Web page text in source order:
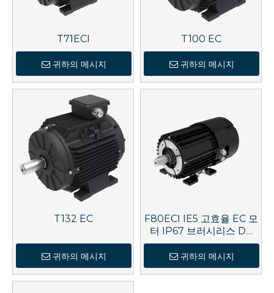
T71ECI
귀하의 메시지
T100 EC
귀하의 메시지
T132 EC
귀하의 메시지
F80ECI IE5 고효율 EC 모
터 IP67 브러시리스 DC
모터
귀하의 메시지